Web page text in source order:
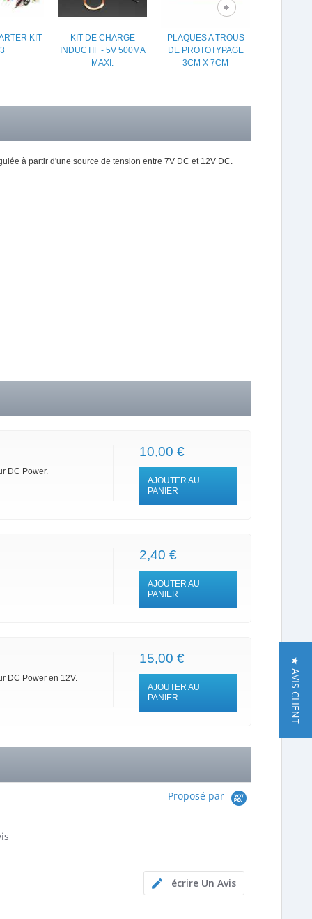
KIT
KIT DE CHARGE
INDUCTIF - 5V 500MA
MAXI.
PLAQUES A TROUS
DE PROTOTYPAGE
3CM X 7CM
à partir d'une source de tension entre 7V DC et 12V DC.
DC Power.
10,00 €
AJOUTER AU
PANIER
2,40 €
AJOUTER AU
PANIER
DC Power en 12V.
15,00 €
AJOUTER AU
PANIER
Proposé par
écrire Un Avis
★ AVIS CLIENT